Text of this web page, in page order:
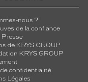
nous ?
de la confiance
Presse
de KRYS GROUP
KRYS GROUP
confidentialité
Légales